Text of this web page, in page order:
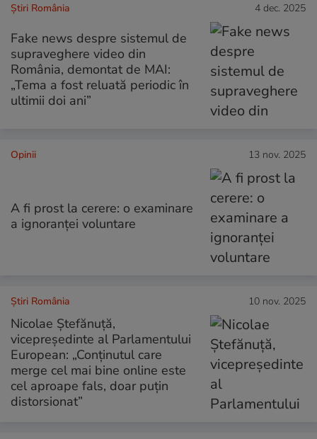
Știri România 4 dec. 2025
Fake news despre sistemul de
supraveghere video din
România, demontat de MAI:
„Tema a fost reluată periodic în
ultimii doi ani”
Opinii 13 nov. 2025
A fi prost la cerere: o examinare
a ignoranței voluntare
Știri România 10 nov. 2025
Nicolae Ștefănuță,
vicepreședinte al Parlamentului
European: „Conținutul care
merge cel mai bine online este
cel aproape fals, doar puțin
distorsionat”